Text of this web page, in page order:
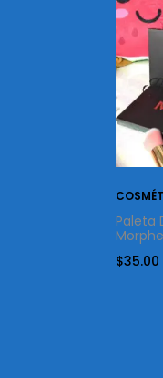
Paleta
Morphe
$35.00